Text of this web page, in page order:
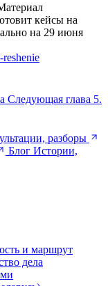
кейсы на
на 29 июня
Следующая глава 5.
разборы
Блог Истории,
и маршрут
дела